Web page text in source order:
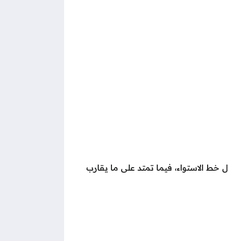
من دوائر العرض حيث تقع بين دائرتي العرض 13 و32 شمال خط الاستواء، فيما تمتد على ما يقارب